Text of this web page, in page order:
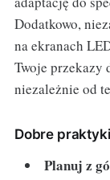
Dodatkowo,
na ekranach
Twoje przekazy
niezależnie od
Dobre praktyki
Planuj z